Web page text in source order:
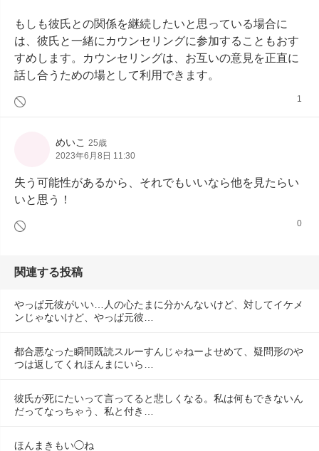
もしも彼氏との関係を継続したいと思っている場合に
は、彼氏と一緒にカウンセリングに参加することもおす
すめします。カウンセリングは、お互いの意見を正直に
話し合うための場として利用できます。
1
めいこ 25歳
2023年6月8日 11:30
失う可能性があるから、それでもいいなら他を見たらい
いと思う！
0
関連する投稿
やっぱ元彼がいい…人の心たまに分かんないけど、対してイケメ
ンじゃないけど、やっぱ元彼…
都合悪なった瞬間既読スルーすんじゃねーよせめて、疑問形のや
つは返してくれほんまにいら…
彼氏が死にたいって言ってると悲しくなる。私は何もできないん
だってなっちゃう、私と付き…
ほんまきもい◯ね